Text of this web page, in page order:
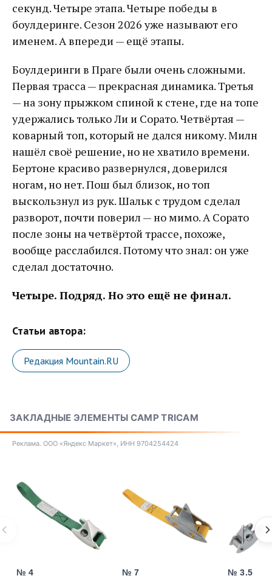
секунд. Четыре этапа. Четыре победы в
боулдеринге. Сезон 2026 уже называют его
именем. А впереди — ещё этапы.
Боулдеринги в Праге были очень сложными.
Первая трасса — прекрасная динамика. Третья
— на зону прыжком спиной к стене, где на топе
удержались только Ли и Сорато. Четвёртая —
коварный топ, который не дался никому. Милн
нашёл своё решение, но не хватило времени.
Бертоне красиво развернулся, доверился
ногам, но нет. Пош был близок, но топ
выскользнул из рук. Шальк с трудом сделал
разворот, почти поверил — но мимо. А Сорато
после зоны на четвёртой трассе, похоже,
вообще расслабился. Потому что знал: он уже
сделал достаточно.
Четыре. Подряд. Но это ещё не финал.
Статьи автора:
Редакция Mountain.RU
ЗАКЛАДНЫЕ ЭЛЕМЕНТЫ CAMP TRICAM
Реклама. ООО «Яндекс Маркет», ИНН 9704254424
№ 4 № 7 № 3.5